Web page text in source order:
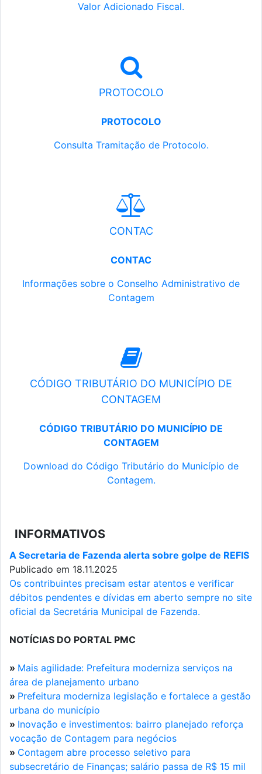
Valor Adicionado Fiscal.
PROTOCOLO
PROTOCOLO
Consulta Tramitação de Protocolo.
CONTAC
CONTAC
Informações sobre o Conselho Administrativo de
Contagem
CÓDIGO TRIBUTÁRIO DO MUNICÍPIO DE
CONTAGEM
CÓDIGO TRIBUTÁRIO DO MUNICÍPIO DE
CONTAGEM
Download do Código Tributário do Município de
Contagem.
INFORMATIVOS
A Secretaria de Fazenda alerta sobre golpe de REFIS
Publicado em 18.11.2025
Os contribuintes precisam estar atentos e verificar
débitos pendentes e dívidas em aberto sempre no site
oficial da Secretária Municipal de Fazenda.
NOTÍCIAS DO PORTAL PMC
» Mais agilidade: Prefeitura moderniza serviços na
área de planejamento urbano
» Prefeitura moderniza legislação e fortalece a gestão
urbana do município
» Inovação e investimentos: bairro planejado reforça
vocação de Contagem para negócios
» Contagem abre processo seletivo para
subsecretário de Finanças; salário passa de R$ 15 mil